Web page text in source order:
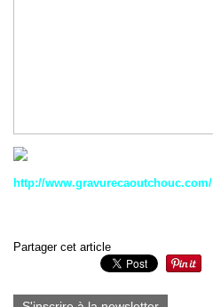
http://www.gravurecaoutchouc.com/
Partager cet article